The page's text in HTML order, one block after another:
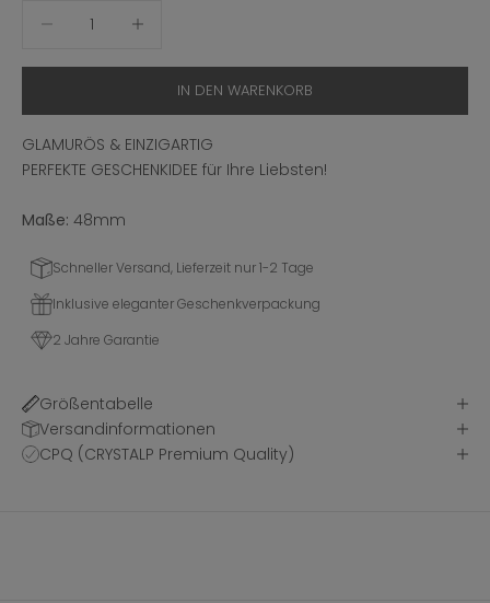
IN DEN WARENKORB
GLAMURÖS & EINZIGARTIG
PERFEKTE GESCHENKIDEE für Ihre Liebsten!
Maße: 48mm
Schneller Versand, Lieferzeit nur 1-2 Tage
Inklusive eleganter Geschenkverpackung
2 Jahre Garantie
Größentabelle
Versandinformationen
CPQ (CRYSTALP Premium Quality)